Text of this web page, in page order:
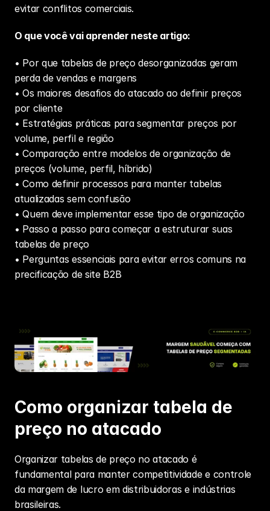
evitar conflitos comerciais.
O que você vai aprender neste artigo:
• Por que tabelas de preço desorganizadas geram
perda de vendas e margens
• Os maiores desafios do atacado ao definir preços
por cliente
• Estratégias práticas para segmentar preços por
volume, perfil e região
• Comparação entre modelos de organização de
preços (volume, perfil, híbrido)
• Como definir processos para manter tabelas
atualizadas sem confusão
• Quem deve implementar esse tipo de organização
• Passo a passo para começar a estruturar suas
tabelas de preço
• Perguntas essenciais para evitar erros comuns na
precificação de site B2B
Como organizar tabela de
preço no atacado
Organizar tabelas de preço no atacado é
fundamental para manter competitividade e controle
da margem de lucro em distribuidoras e indústrias
brasileiras.